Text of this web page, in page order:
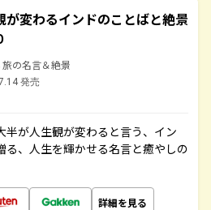
が変わるインドのことばと絶景
旅の名言＆絶景
発売
半が人生観が変わると言う、イン
る、人生を輝かせる名言と癒やしの
詳細を見る